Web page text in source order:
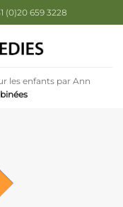
(0)20 659 3228
les enfants par Ann